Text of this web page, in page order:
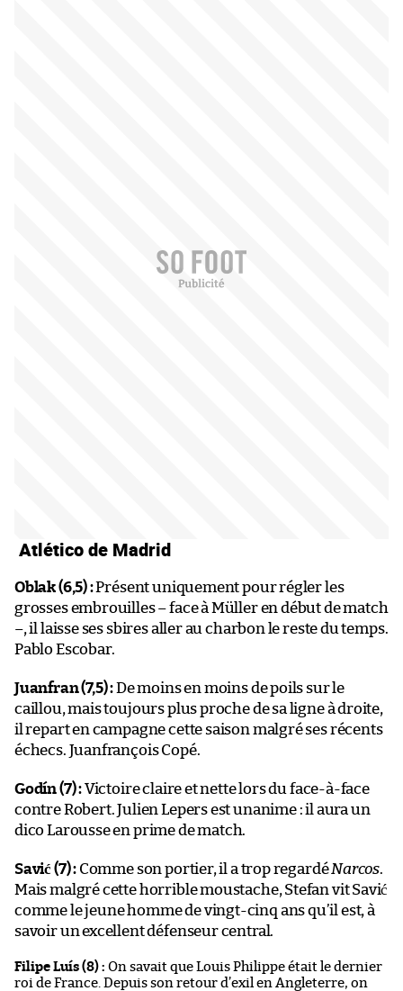
Atlético de Madrid
Oblak (6,5) :Présent uniquement pour régler les
grosses embrouilles – face à Müller en début de match
–, il laisse ses sbires aller au charbon le reste du temps.
Pablo Escobar.
Juanfran (7,5) :De moins en moins de poils sur le
caillou, mais toujours plus proche de sa ligne à droite,
il repart en campagne cette saison malgré ses récents
échecs. Juanfrançois Copé.
Godín (7) :Victoire claire et nette lors du face-à-face
contre Robert. Julien Lepers est unanime : il aura un
dico Larousse en prime de match.
Savić (7) : Comme son portier, il a trop regardéNarcos.
Mais malgré cette horrible moustache, Stefan vit Savić
comme le jeune homme de vingt-cinq ans qu’il est, à
savoir un excellent défenseur central.
Filipe Luís (8) : On savait que Louis Philippe était le dernier
roi de France. Depuis son retour d’exil en Angleterre, on